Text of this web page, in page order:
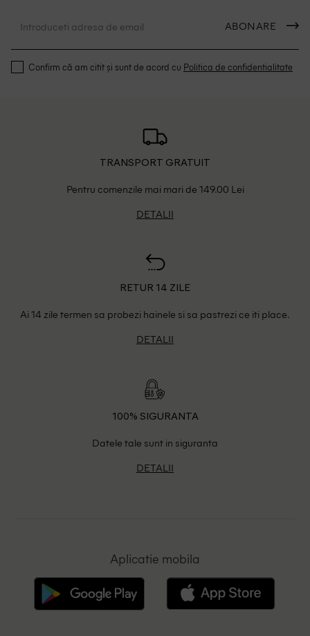
ABONARE
Confirm că am citit și sunt de acord cu Politica de confidentialitate
TRANSPORT GRATUIT
Pentru comenzile mai mari de 149.00 Lei
DETALII
RETUR 14 ZILE
Ai 14 zile termen sa probezi hainele si sa pastrezi ce iti place.
DETALII
100% SIGURANTA
Datele tale sunt in siguranta
DETALII
Aplicatie mobila